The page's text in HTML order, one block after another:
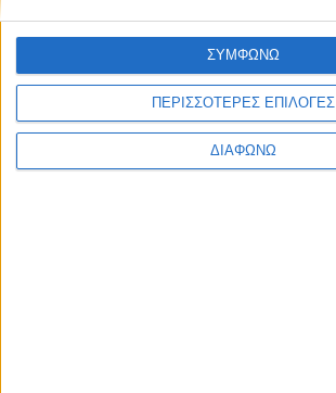
ΠΕΡΙΣΣΟΤΕΡΕΣ ΕΠΙΛΟΓΕΣ
ΔΙΑΦΩΝΩ
ΣΥΜΦΩΝΩ